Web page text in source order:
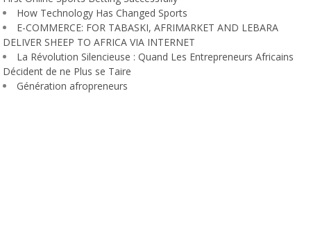
How Technology Has Changed Sports
E-COMMERCE: FOR TABASKI, AFRIMARKET AND LEBARA
DELIVER SHEEP TO AFRICA VIA INTERNET
La Révolution Silencieuse : Quand Les Entrepreneurs Africains
Décident de ne Plus se Taire
Génération afropreneurs